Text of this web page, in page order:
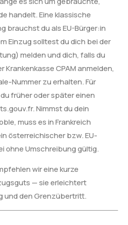
handelt. Eine klassische
brauchst du als EU-Bürger:in
Einzug solltest du dich bei der
melden und dich, falls du
CPAM anmelden,
Nummer zu erhalten. Für
früher oder später einen
Nimmst du dein
muss es in Frankreich
österreichischer bzw. EU-
ohne Umschreibung gültig.
wir eine kurze
— sie erleichtert
und den Grenzübertritt.